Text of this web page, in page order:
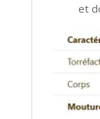
et